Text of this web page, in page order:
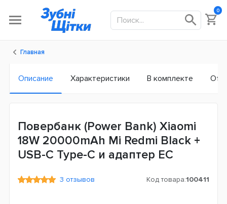
0
Главная
Описание Характеристики В комплекте
Повербанк (Power Bank) Xiaomi
18W 20000mAh Mi Redmi Black +
USB-C Type-C и адаптер ЕС
3 отзывов Код товара:100411